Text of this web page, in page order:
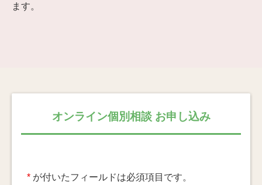
ます。
オンライン個別相談 お申し込み
* が付いたフィールドは必須項目です。